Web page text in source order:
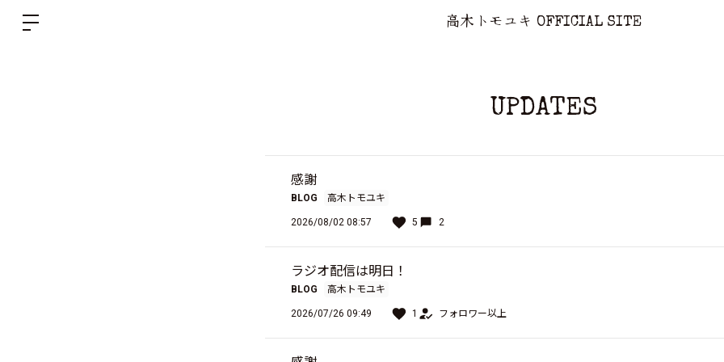
高木トモユキ OFFICIAL SITE
UPDATES
感謝
BLOG 高木トモユキ
2026/08/02 08:57 5 2
ラジオ配信は明日！
BLOG 高木トモユキ
2026/07/26 09:49 1 フォロワー以上